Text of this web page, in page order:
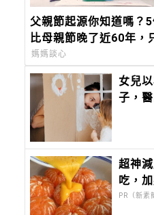
父親節起源你知道嗎？
比母親節晚了近60年，
「88 節」！
媽媽談心
女兒
子，
「妳
超神
吃，
PR（新素